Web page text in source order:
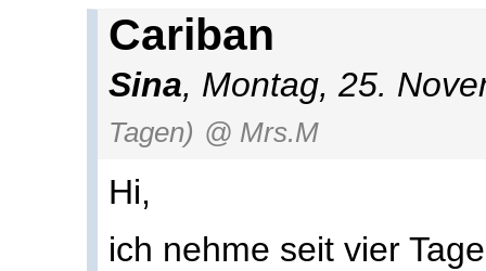
Cariban
Sina, Montag, 25.
Tagen) @ Mrs.M
Hi,
ich nehme seit vier